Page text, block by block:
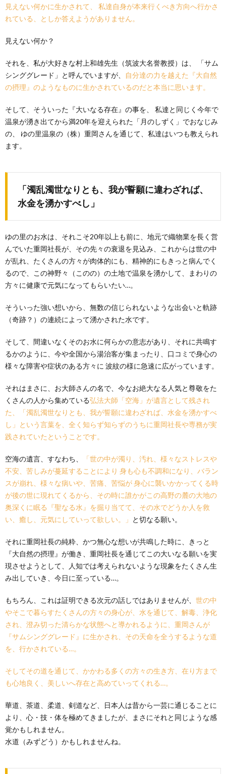
見えない何かに生かされて、 私達自身が本来行くべき方向へ行かさ
れている、としか答えようがありません。
見えない何か？
それを、私が大好きな村上和雄先生（筑波大名誉教授）は、 「サム
シンググレード」と呼んでいますが、
自分達の力を越えた『大自然
の摂理』のようなものに生かされているのだと本当に思います。
そして、そういった『大いなる存在』の事を、 私達と同じく今年で
温泉が湧き出てから満20年を迎えられた「月のしずく」でおなじみ
の、 ゆの里温泉の（株）重岡さんを通じて、私達はいつも教えられ
ます。
「濁乱濁世なりとも、我が誓願に違わざれば、
水金を湧かすべし」
ゆの里のお水は、それこそ20年以上も前に、地元で織物業を長く営
んでいた重岡社長が、その先々の衰退を見込み、これからは世の中
が乱れ、たくさんの方々が肉体的にも、精神的にもきっと病んでく
るので、この神野々（このの）の土地で温泉を湧かして、まわりの
方々に健康で元気になってもらいたい…。
そういった強い想いから、無数の信じられないような出会いと軌跡
（奇跡？）の連続によって湧かされた水です。
そして、間違いなくそのお水に何らかの意志があり、それに共鳴す
るかのように、今や全国から湯治客が集まったり、口コミで身心の
様々な障害や症状のある方々に 波紋の様に急速に広がっています。
それはまさに、お大師さんの名で、今なお絶大なる人気と尊敬をた
くさんの人から集めている弘法大師「空海」が遺言として残され
た、「濁乱濁世なりとも、我が誓願に違わざれば、水金を湧かすべ
し」という言葉を、全く知らず知らずのうちに重岡社長や専務が実
践されていたということです。
空海の遺言、すなわち、
「世の中が濁り、汚れ、様々なストレスや
不安、苦しみが蔓延することにより 身も心も不調和になり、バラン
スが崩れ、様々な病いや、苦痛、苦悩が 身心に襲いかかってくる時
が後の世に現れてくるから、その時に誰かがこの高野の麓の大地の
奥深くに眠る『聖なる水』を掘り当てて、その水でどうか人を救
い、癒し、元気にしていって欲しい。」 と切なる願い。
それに重岡社長の純粋、かつ無心な想いが共鳴した時に、きっと
『大自然の摂理』が働き、重岡社長を通じてこの大いなる願いを実
現させようとして、人知では考えられないような現象をたくさん生
み出していき、今日に至っている…。
もちろん、これは証明できる次元の話しではありませんが、 世の中
やそこで暮らすたくさんの方々の身心が、水を通じて、解毒、浄化
され、澄み切った清らかな状態へと導かれるように、重岡さんが
『サムシンググレード』に生かされ、その天命を全うするような道
を、行かされている…。
そしてその道を通じて、かかわる多くの方々の生き方、在り方まで
も心地良く、美しいへ存在と高めていってくれる…。
華道、茶道、柔道、剣道など、日本人は昔から一芸に通じることに
より、心・技・体を極めてきましたが、まさにそれと同じような感
覚かもしれません。
水道（みずどう）かもしれませんね。